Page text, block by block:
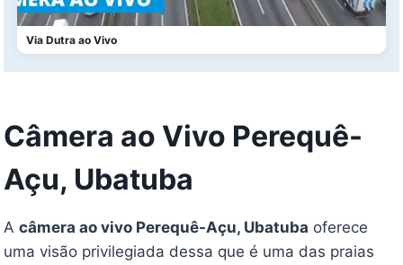
Via Dutra ao Vivo
Câmera ao Vivo Perequê-
Açu, Ubatuba
A câmera ao vivo Perequê-Açu, Ubatuba oferece
uma visão privilegiada dessa que é uma das praias